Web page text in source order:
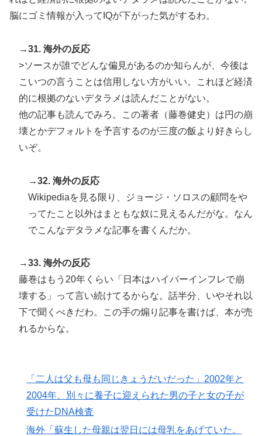
脳にゴミ情報が入ってIQが下がった気がするわ。
→31. 海外の反応
>ソースが誰でどんな偏見があるのか知らんが、今後は
こいつの言うことは信用しない方がいい。これほど経済
的に根拠のないデタラメは読んだことがない。
他の記事も読んでみろ。この著者（藤巻健史）は円の崩
壊とかデフォルトを予言するのが三度の飯より好きらし
いぞ。
→32. 海外の反応
Wikipediaを見る限り、ジョージ・ソロスの顧問をや
ってたこと以外はまともな奴に見えるんだがな。なん
でこんなデタラメな記事を書くんだか。
→33. 海外の反応
藤巻はもう20年くらい「日本はハイパーインフレで崩
壊する」って言い続けてるからな。話半分、いやそれ以
下で聞くべきだわ。この手の煽り記事を書けば、本が売
れるからな。
「二人は父も母も同じきょうだいだった」2002年と
2004年、別々に養子に迎えられた男の子と女の子が
受けたDNA検査
海外「蘇生した母親は翌日には母乳をあげていた。